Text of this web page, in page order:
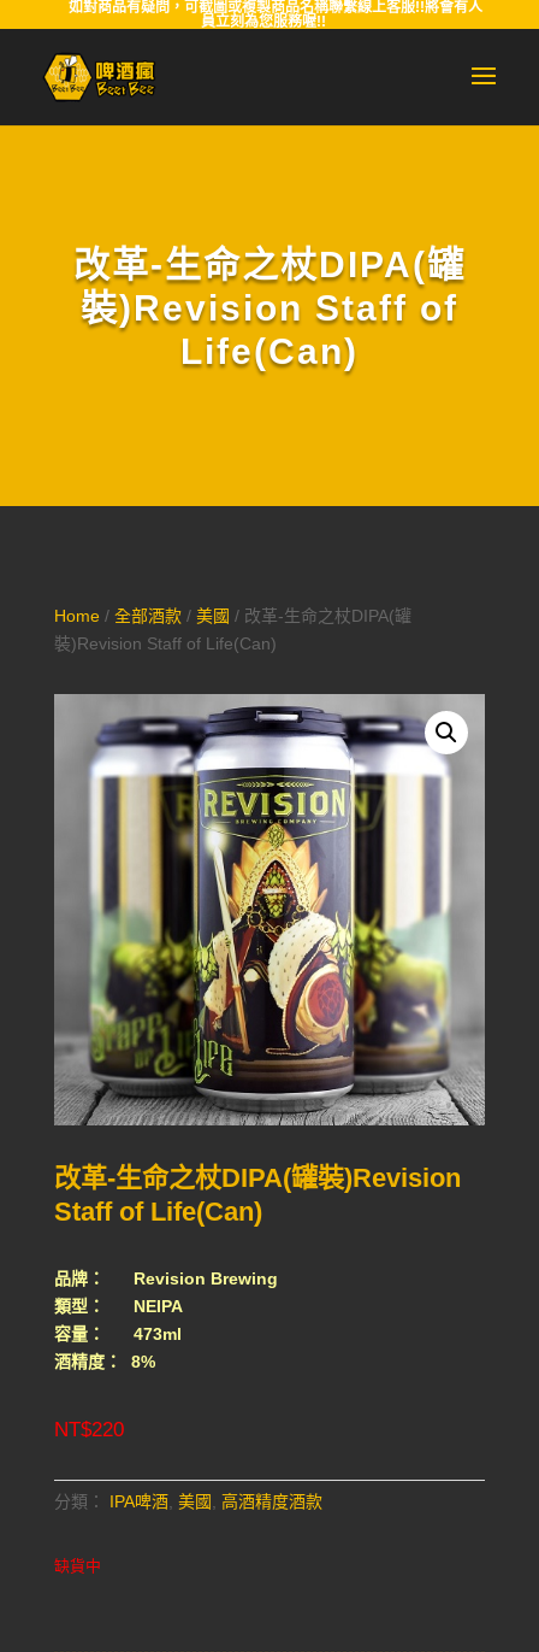
如對商品有疑問，可截圖或複製商品名稱聯繫線上客服!!將會有人
員立刻為您服務喔!!
改革-生命之杖DIPA(罐
裝)Revision Staff of
Life(Can)
Home/ 全部酒款/ 美國 / 改革-生命之杖DIPA(罐
裝)Revision Staff of Life(Can)
改革-生命之杖DIPA(罐裝)Revision
Staff of Life(Can)
品牌： Revision Brewing
類型： NEIPA
容量： 473ml
酒精度： 8%
NT$220
分類： IPA啤酒, 美國, 高酒精度酒款
缺貨中